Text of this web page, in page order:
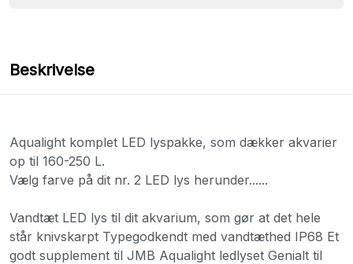
Beskrivelse
Aqualight komplet LED lyspakke, som dækker akvarier
op til 160-250 L.
Vælg farve på dit nr. 2 LED lys herunder......
Vandtæt LED lys til dit akvarium, som gør at det hele
står knivskarpt Typegodkendt med vandtæthed IP68 Et
godt supplement til JMB Aqualight ledlyset Genialt til